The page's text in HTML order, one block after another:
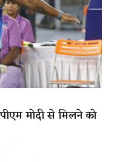
मोदी से मिलने को